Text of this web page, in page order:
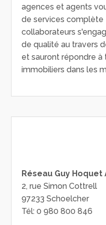
agences et agents
de services complète
collaborateurs
de qualité au travers
et sauront répondre à
immobiliers dans les
Réseau Guy Hoquet
2, rue Simon Cottrell
97233 Schoelcher
Tél: 0 980 800 846